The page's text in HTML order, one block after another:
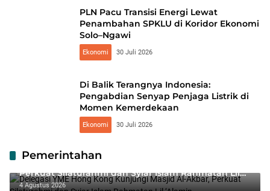
PLN Pacu Transisi Energi Lewat
Penambahan SPKLU di Koridor Ekonomi
Solo–Ngawi
Ekonomi 30 Juli 2026
Di Balik Terangnya Indonesia:
Pengabdian Senyap Penjaga Listrik di
Momen Kemerdekaan
Ekonomi 30 Juli 2026
Pemerintahan
Delegasi YME Hong Kong Kunjungi Masjid Al-Akbar,
Perkuat Silaturahmi dan Syiar Islam Rahmatan Lil
‘Alamin
4 Agustus 2026